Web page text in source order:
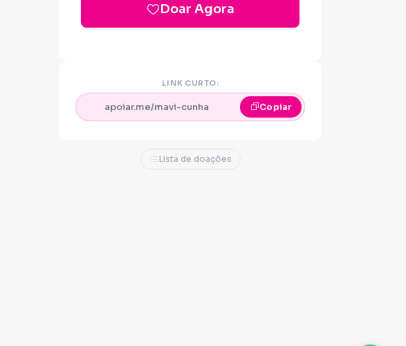
Doar Agora
LINK CURTO:
apoiar.me/mavi-cunha Copiar
Lista de doações